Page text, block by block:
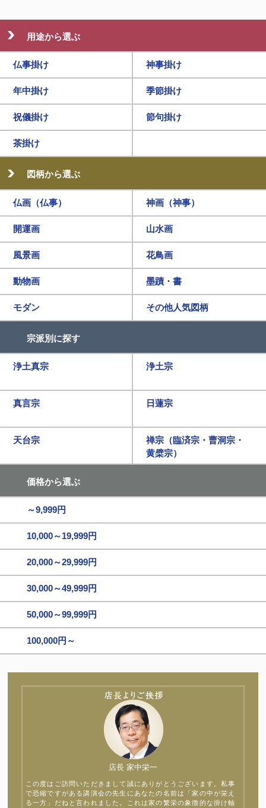
用途から選ぶ
仏事掛け 神事掛け
年中掛け 季節掛け
祝儀掛け 節句掛け
茶掛け
図柄から選ぶ
仏画（仏事） 神画（神事）
開運画 山水画
風景画 花鳥画
動物画 墨蹟・書
モダン その他人気図柄
宗派別に探す
浄土真宗 浄土宗
真言宗 日蓮宗
天台宗
禅宗（臨済宗・曹洞宗・
黄檗宗）
価格から選ぶ
～9,999円
10,000～19,999円
20,000～29,999円
30,000～49,999円
50,000～99,999円
100,000円～
店長 家中栄一
この度はご訪問いただきまして誠にありがとうございます。私事
で恐縮ですがある講演会の先生にあなたの名前は「家の中が栄え
る一方」だねと言われました。これは家の繁栄の象徴的な掛け軸